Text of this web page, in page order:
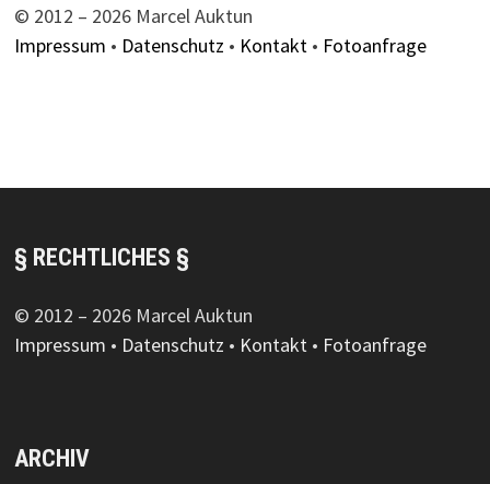
© 2012 – 2026 Marcel Auktun
Impressum • Datenschutz • Kontakt• Fotoanfrage
§ RECHTLICHES §
© 2012 – 2026 Marcel Auktun
Impressum • Datenschutz • Kontakt• Fotoanfrage
ARCHIV